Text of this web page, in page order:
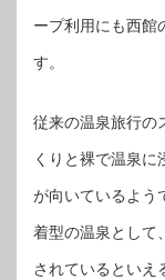
ープ利用にも西館
す。
従来の温泉旅行の
くりと裸で温泉
が向いているよう
着型の温泉として
されているといえ